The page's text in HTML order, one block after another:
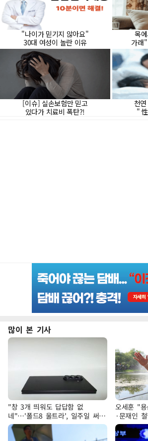
많이 본 기사
"창 3개 띄워도 답답함 없
네"…'폴드8 울트라', 일주일 써보
니
오세훈 "용
·문재인